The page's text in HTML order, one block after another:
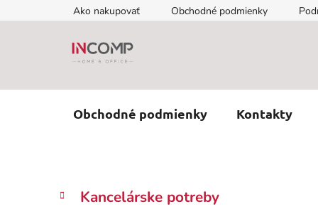
na
Ako nakupovať Obchodné podmienky
Obchodné podmienky Kontakty
BPreskočiť
kategórie
K
a
Kancelárske potreby